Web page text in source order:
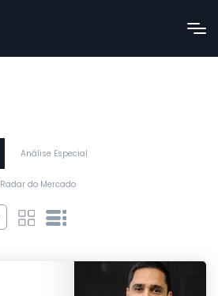
Análise Especial
Radar do Mercado